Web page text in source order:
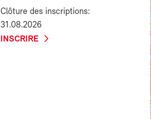
Clôture des inscriptions:
31.08.2026
INSCRIRE